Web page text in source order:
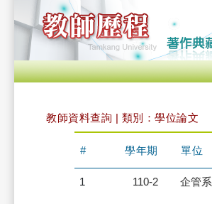
教師資料查詢 | 類別：學位論文
# 學年期 單位
1 110-2 企管系